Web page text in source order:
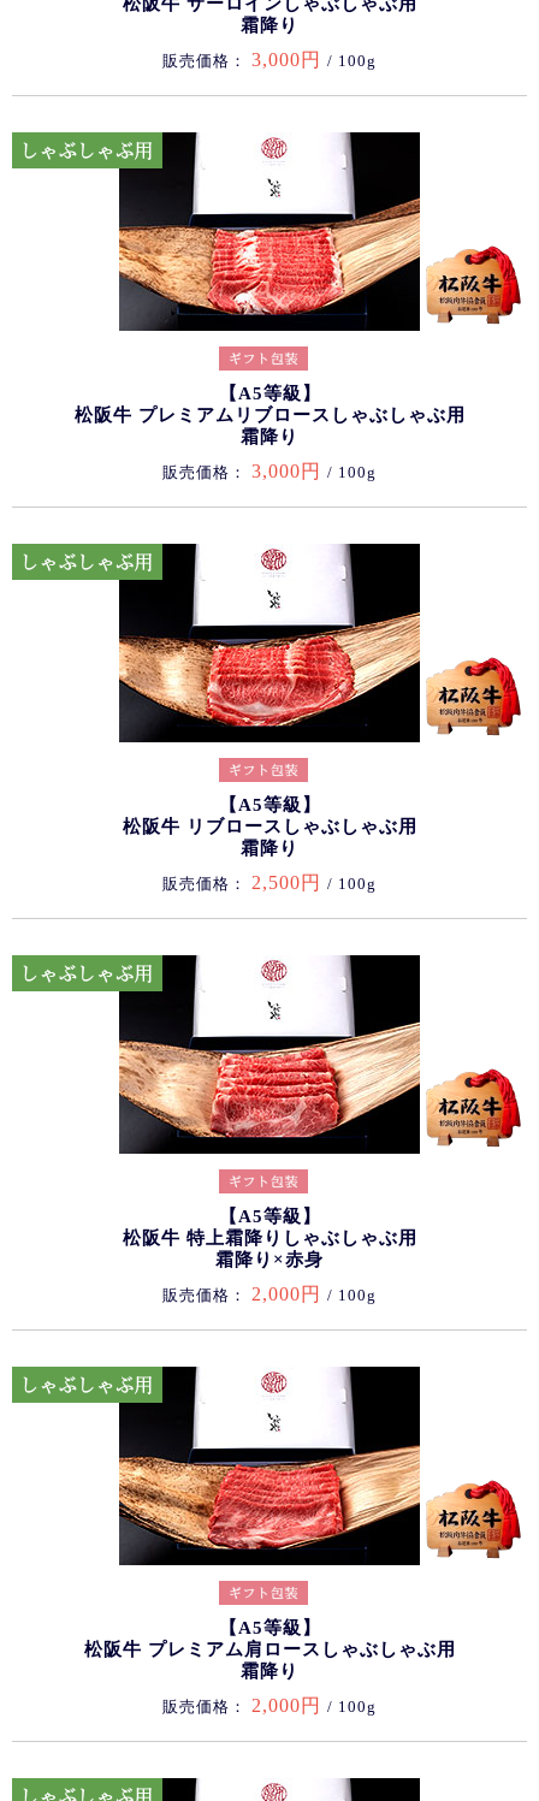
松阪牛 サーロインしゃぶしゃぶ用
霜降り
販売価格： 3,000円 / 100g
【A5等級】
松阪牛 プレミアムリブロースしゃぶしゃぶ用
霜降り
販売価格： 3,000円 / 100g
【A5等級】
松阪牛 リブロースしゃぶしゃぶ用
霜降り
販売価格： 2,500円 / 100g
【A5等級】
松阪牛 特上霜降りしゃぶしゃぶ用
霜降り×赤身
販売価格： 2,000円 / 100g
【A5等級】
松阪牛 プレミアム肩ロースしゃぶしゃぶ用
霜降り
販売価格： 2,000円 / 100g